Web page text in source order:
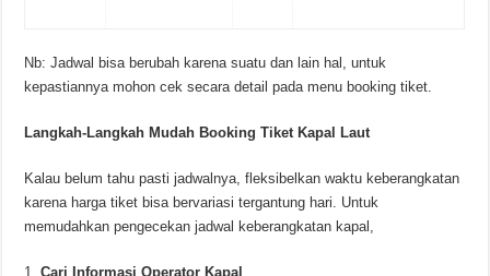
Nb: Jadwal bisa berubah karena suatu dan lain hal, untuk
kepastiannya mohon cek secara detail pada menu booking tiket.
Langkah-Langkah Mudah Booking Tiket Kapal Laut
Kalau belum tahu pasti jadwalnya, fleksibelkan waktu keberangkatan
karena harga tiket bisa bervariasi tergantung hari. Untuk
memudahkan pengecekan jadwal keberangkatan kapal,
Cari Informasi Operator Kapal